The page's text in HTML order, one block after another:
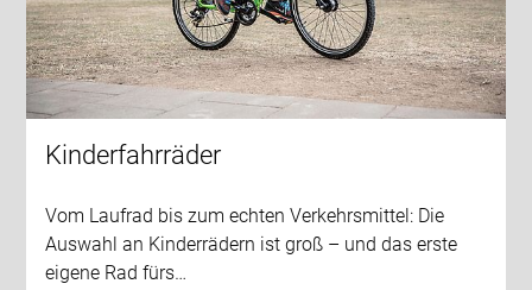
Kinderfahrräder
Vom Laufrad bis zum echten Verkehrsmittel: Die
Auswahl an Kinderrädern ist groß – und das erste
eigene Rad fürs…